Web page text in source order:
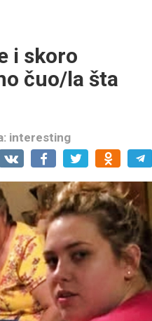
i skoro
čuo/la šta
interesting